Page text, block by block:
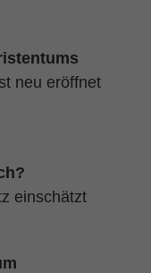
neu eröffnet
einschätzt